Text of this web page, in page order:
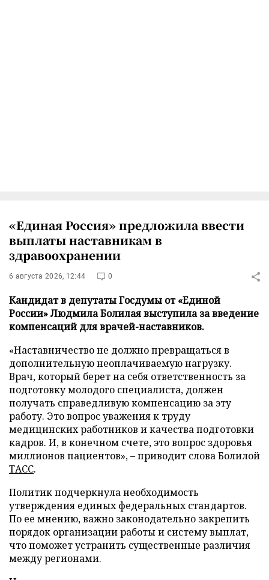
«Единая Россия» предложила ввести
выплаты наставникам в
здравоохранении
6 августа 2026, 12:44 0
Кандидат в депутаты Госдумы от «Единой
России» Людмила Болилая выступила за введение
компенсаций для врачей-наставников.
«Наставничество не должно превращаться в
дополнительную неоплачиваемую нагрузку.
Врач, который берет на себя ответственность за
подготовку молодого специалиста, должен
получать справедливую компенсацию за эту
работу. Это вопрос уважения к труду
медицинских работников и качества подготовки
кадров. И, в конечном счете, это вопрос здоровья
миллионов пациентов», – приводит слова Болилой
ТАСС.
Политик подчеркнула необходимость
утверждения единых федеральных стандартов.
По ее мнению, важно законодательно закрепить
порядок организации работы и систему выплат,
что поможет устранить существенные различия
между регионами.